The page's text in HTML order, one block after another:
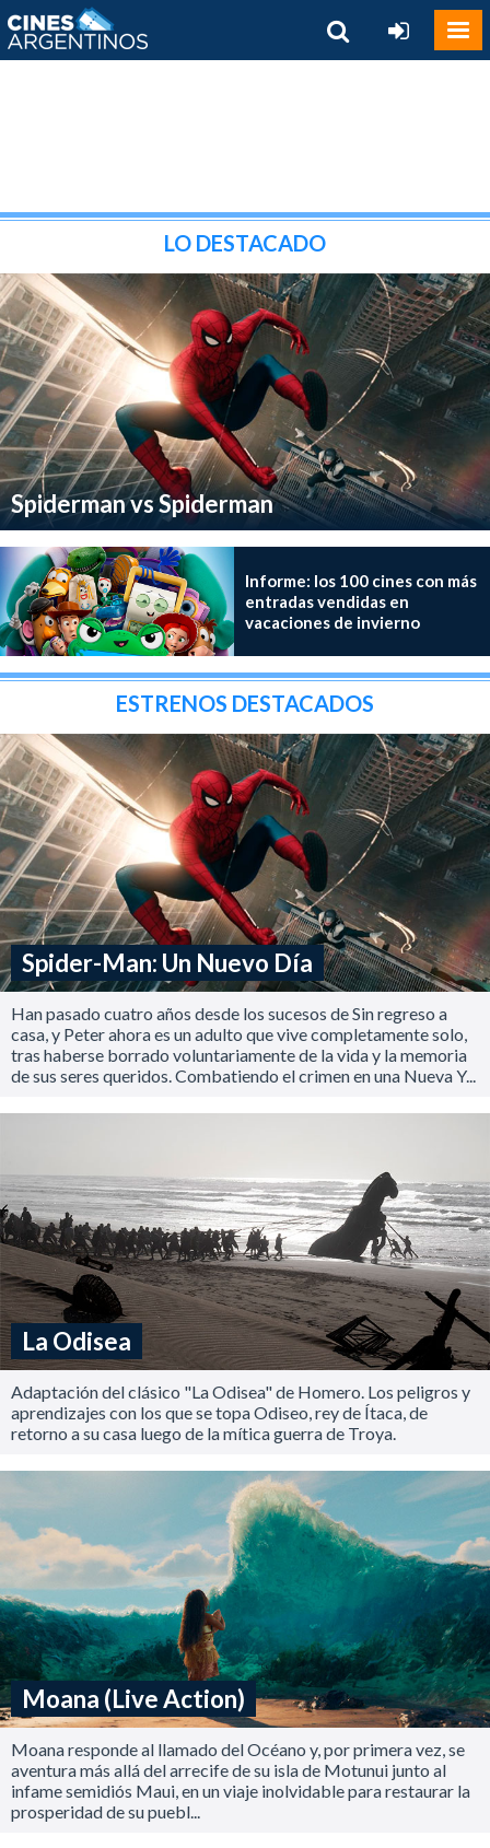
LO DESTACADO
Spiderman vs Spiderman
Informe: los 100 cines con más
entradas vendidas en
vacaciones de invierno
ESTRENOS DESTACADOS
Spider-Man: Un Nuevo Día
Han pasado cuatro años desde los sucesos de Sin regreso a
casa, y Peter ahora es un adulto que vive completamente solo,
tras haberse borrado voluntariamente de la vida y la memoria
de sus seres queridos. Combatiendo el crimen en una Nueva Y...
La Odisea
Adaptación del clásico "La Odisea" de Homero. Los peligros y
aprendizajes con los que se topa Odiseo, rey de Ítaca, de
retorno a su casa luego de la mítica guerra de Troya.
Moana (Live Action)
Moana responde al llamado del Océano y, por primera vez, se
aventura más allá del arrecife de su isla de Motunui junto al
infame semidiós Maui, en un viaje inolvidable para restaurar la
prosperidad de su puebl...